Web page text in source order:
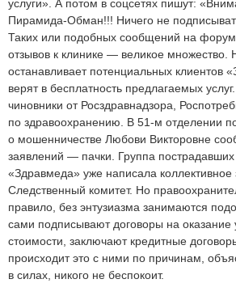
услуги». А потом в соцсетях пишут:
Пирамида-Обман!!! Ничего не
Таких или подобных сообщений на
отзывов к клинике — великое множество.
останавливает потенциальных клиентов
верят в бесплатность предлагаемых
чиновники от Росздравнадзора,
по здравоохранению. В 51-м отделении
о мошенничестве Любови Викторовне
заявлений — пачки. Группа пострадавших
«Здравмеда» уже написала коллективное
Следственный комитет. Но
правило, без энтузиазма занимаются
сами подписывают договоры на оказание
стоимости, заключают кредитные
происходит это с ними по причинам,
в силах, никого не беспокоит.